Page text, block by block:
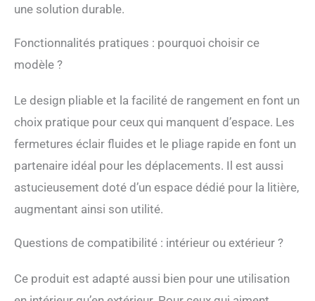
une solution durable.
Fonctionnalités pratiques : pourquoi choisir ce
modèle ?
Le design pliable et la facilité de rangement en font un
choix pratique pour ceux qui manquent d’espace. Les
fermetures éclair fluides et le pliage rapide en font un
partenaire idéal pour les déplacements. Il est aussi
astucieusement doté d’un espace dédié pour la litière,
augmentant ainsi son utilité.
Questions de compatibilité : intérieur ou extérieur ?
Ce produit est adapté aussi bien pour une utilisation